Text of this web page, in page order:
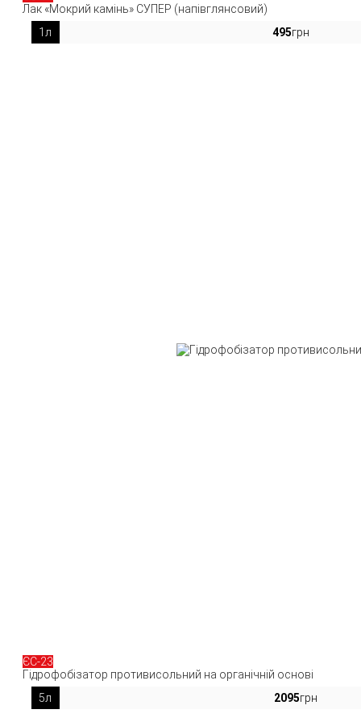
Лак «Мокрий камінь» СУПЕР (напівглянсовий)
1л
495грн
ЄС-23
Гідрофобізатор противисольний на органічній основі
5л
2095грн